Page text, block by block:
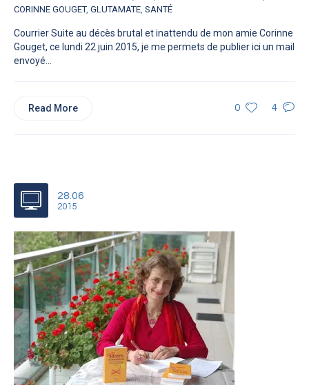
CORINNE GOUGET, GLUTAMATE SANTÉ
Courrier Suite au décès brutal et inattendu de mon amie Corinne
Gouget, ce lundi 22 juin 2015, je me permets de publier ici un mail
envoyé...
0 4
Read More
28.06
2015